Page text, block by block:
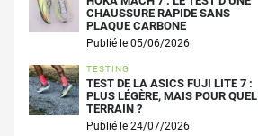
CHAUSSURE RAPIDE SANS
PLAQUE CARBONE
Publié le 05/06/2026
TESTING
TEST DE LA ASICS FUJI LITE 7 :
PLUS LÉGÈRE, MAIS POUR QUEL
TERRAIN ?
Publié le 24/07/2026